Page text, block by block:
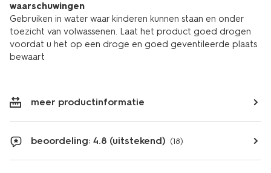
waarschuwingen
Gebruiken in water waar kinderen kunnen staan en onder
toezicht van volwassenen. Laat het product goed drogen
voordat u het op een droge en goed geventileerde plaats
bewaart
meer productinformatie
beoordeling: 4.8 (uitstekend) (18)